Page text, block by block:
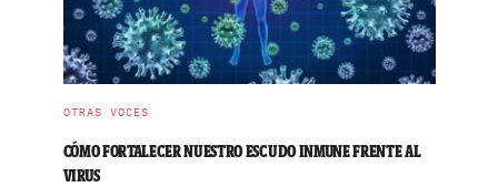
OTRAS VOCES
CÓMO FORTALECER NUESTRO ESCUDO INMUNE FRENTE AL
VIRUS